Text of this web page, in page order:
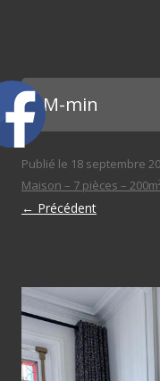
SAM-min
Publié le 18 septembre
Maison – 7 pièces –
← Précédent